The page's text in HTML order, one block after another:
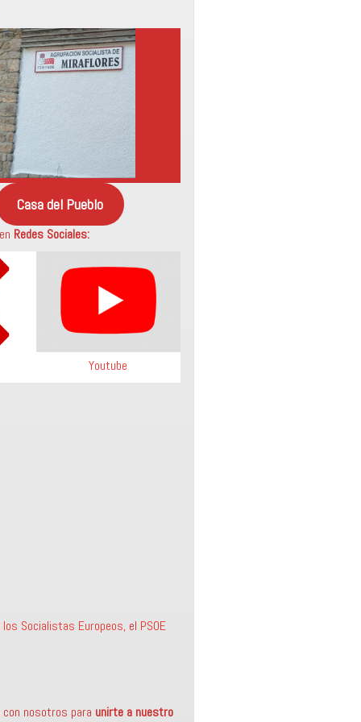
Casa del Pueblo
Redes Sociales:
Youtube
los Socialistas Europeos, el PSOE
con nosotros para unirte a nuestro